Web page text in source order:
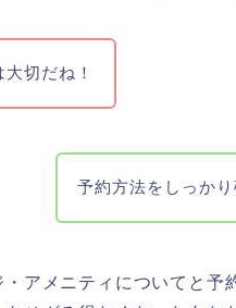
切だね！
予約方法をしっか
アメニティについてと予